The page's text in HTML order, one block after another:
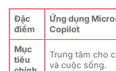
Đặc
điểm
Ứng dụng
Copilot
Mục
tiêu
Trung tâm cho
và cuộc sống.